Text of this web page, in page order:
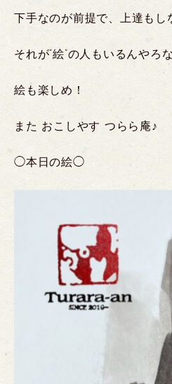
下手なのが前提で、上達も
それが”絵”の人もいるんやろ
絵も楽しめ！
また おこしやす つらら庵♪
◯本日の絵◯